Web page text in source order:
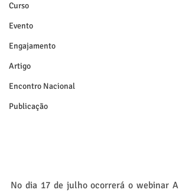
Curso
Evento
Engajamento
Artigo
Encontro Nacional
Publicação
No dia 17 de julho ocorrerá o webinar A